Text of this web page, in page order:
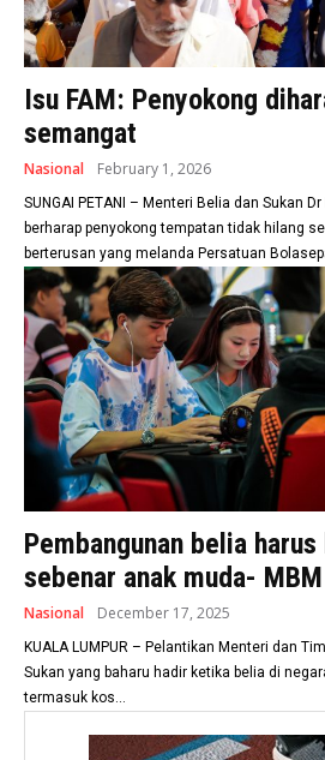
Isu FAM: Penyokong
semangat
Nasional February 1, 2026
SUNGAI PETANI – Menteri Belia dan Sukan
berharap penyokong tempatan tidak hilang
berterusan yang melanda Persatuan
Pembangunan belia
sebenar anak muda- MBM
Nasional December 17, 2025
KUALA LUMPUR – Pelantikan Menteri dan
Sukan yang baharu hadir ketika belia di
termasuk kos...